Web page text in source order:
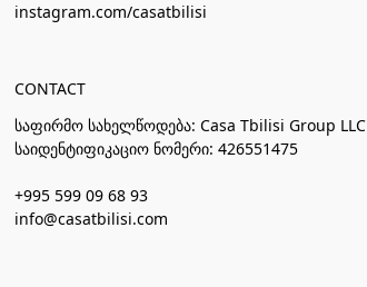
instagram.com/casatbilisi
CONTACT
საფირმო სახელწოდება: Casa Tbilisi Group LLC
საიდენტიფიკაციო ნომერი: 426551475
+995 599 09 68 93
info@casatbilisi.com